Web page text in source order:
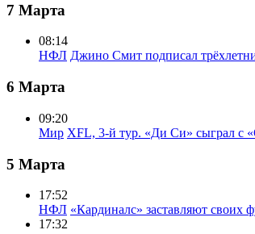
7 Марта
08:14
НФЛ Джино Смит подписал
6 Марта
09:20
Мир XFL, 3-й тур. «Ди Си» сыграл с
5 Марта
17:52
НФЛ «Кардиналс» заставляют своих
17:32